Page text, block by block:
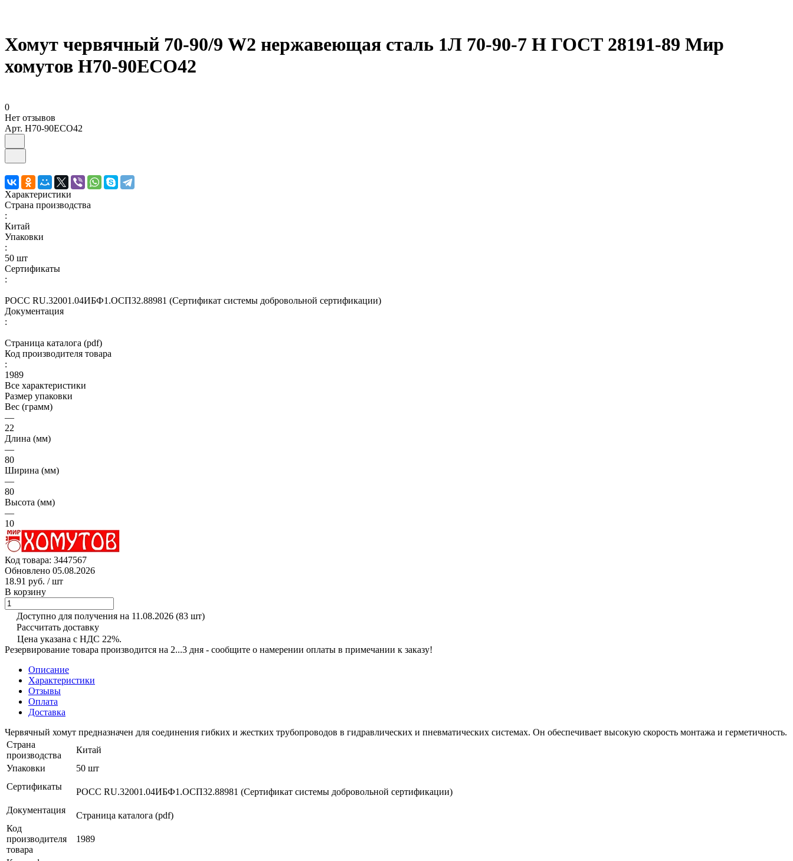
Хомут червячный 70-90/9 W2 нержавеющая сталь 1Л 70-90-7 Н ГОСТ 28191-89 Мир
хомутов H70-90ECO42
0
Нет отзывов
Арт. H70-90ECO42
Характеристики
Страна производства
:
Китай
Упаковки
:
50 шт
Сертификаты
:
РОСС RU.32001.04ИБФ1.ОСП32.88981 (Сертификат системы добровольной сертификации)
Документация
:
Страница каталога (pdf)
Код производителя товара
:
1989
Все характеристики
Размер упаковки
Вес (грамм)
—
22
Длина (мм)
—
80
Ширина (мм)
—
80
Высота (мм)
—
10
Код товара: 3447567
Обновлено 05.08.2026
18.91 руб. / шт
В корзину
Доступно для получения на 11.08.2026 (83 шт)
Рассчитать доставку
Цена указана с НДС 22%.
Резервирование товара производится на 2...3 дня - сообщите о намерении оплаты в примечании к заказу!
Описание
Характеристики
Отзывы
Оплата
Доставка
Червячный хомут предназначен для соединения гибких и жестких трубопроводов в гидравлических и пневматических системах. Он обеспечивает высокую скорость монтажа и герметичность.
Страна
производства
Китай
Упаковки
50 шт
Сертификаты
РОСС RU.32001.04ИБФ1.ОСП32.88981 (Сертификат системы добровольной сертификации)
Документация
Страница каталога (pdf)
Код
производителя
товара
1989